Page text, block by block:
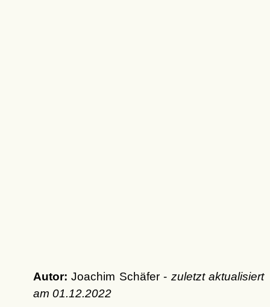
Autor: Joachim Schäfer - zuletzt aktualisiert
am 01.12.2022